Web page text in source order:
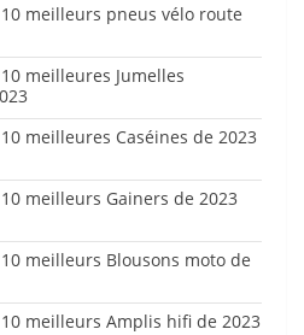
meilleurs pneus vélo route
meilleures Jumelles
meilleures Caséines de 2023
meilleurs Gainers de 2023
meilleurs Blousons moto de
meilleurs Amplis hifi de 2023